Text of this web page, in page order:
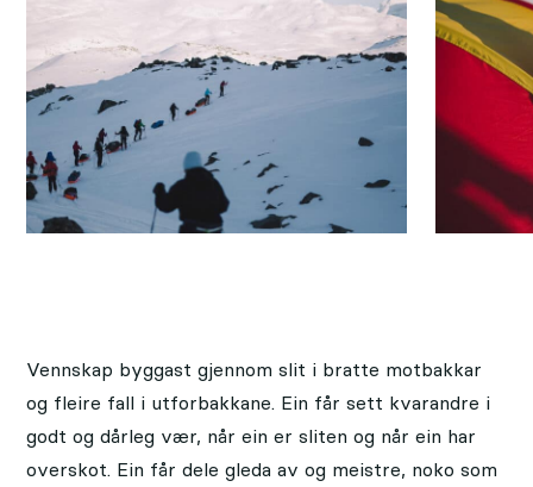
Vennskap byggast gjennom slit i bratte motbakkar
og fleire fall i utforbakkane. Ein får sett kvarandre i
godt og dårleg vær, når ein er sliten og når ein har
overskot. Ein får dele gleda av og meistre, noko som